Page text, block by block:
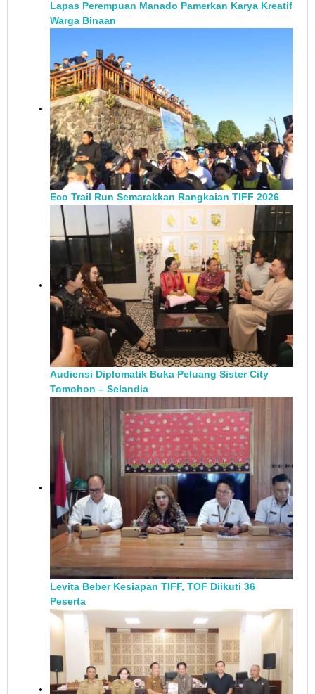
Lapas Perempuan Manado Pamerkan Karya Kreatif
Warga Binaan
Eco Trail Run Semarakkan Rangkaian TIFF 2026
Audiensi Diplomatik Buka Peluang Sister City
Tomohon – Selandia
Levita Beber Kesiapan TIFF, TOF Diikuti 36
Peserta